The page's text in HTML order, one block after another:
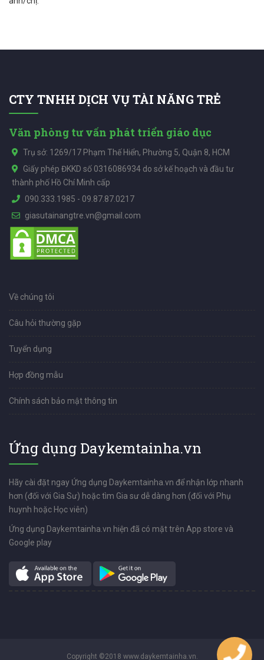
CTY TNHH DỊCH VỤ TÀI NĂNG TRẺ
Văn phòng tư vấn phát triển giáo dục
Trụ sở: 1269/17 Phạm Thế Hiển, Phường 5, Quận 8, HCM
Giấy phép ĐKKD số 0316086934 do sở kế hoạch và đầu tư
thành phố Hồ Chí Minh cấp
090.333.1985 - 09.87.87.0217
giasutainangtre.vn@gmail.com
Về chúng tôi
Câu hỏi thường gặp
Tuyển dụng
Hợp đồng mẫu
Chính sách bảo mật thông tin
Ứng dụng Daykemtainha.vn
Hãy cài đặt ngay Ứng dụng Daykemtainha.vn để nhận lớp nhanh
hơn (đối với Gia Sư) hoặc tìm Gia sư dễ dàng hơn (đối với Phụ
huynh hoặc Học viên)
Ứng dụng Daykemtainha.vn hiện đã có mặt trên App store và
Google play
Copyright ©2018 www.daykemtainha.vn.